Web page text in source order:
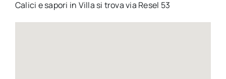
Calici e sapori in Villa si trova via Resel 53